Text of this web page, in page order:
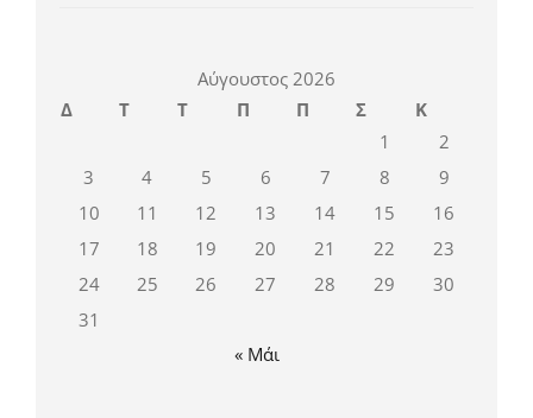
Αύγουστος 2026
Δ
Τ Τ Π Π Σ
Κ
1
2
3
4 5 6 7 8
9
10
11 12 13 14 15
16
17
18 19 20 21 22
23
24
25 26 27 28 29
30
31
« Μάι